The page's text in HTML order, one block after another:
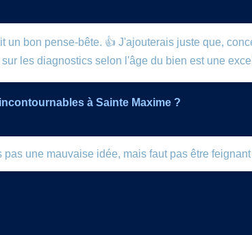
un bon pense-bête. 👍 J'ajouterais juste que,
les diagnostics selon l'âge du bien est une
à Sainte Maxime ?
pas une mauvaise idée, mais faut pas être